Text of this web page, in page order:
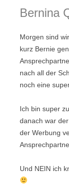
Bernina
Morgen sind
kurz Bernie
nach all der
noch eine
Ich bin super
danach war
der Werbung
Und NEIN ich